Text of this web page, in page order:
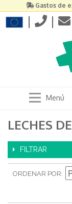
Gastos de
| |
Menú
LECHES
FILTRAR
ORDENAR POR